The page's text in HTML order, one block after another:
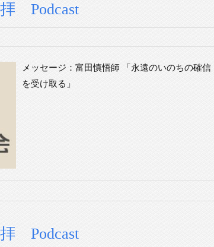
Podcast
メッセージ：富田慎悟師 「永遠のいのちの確信
を受け取る」
Podcast